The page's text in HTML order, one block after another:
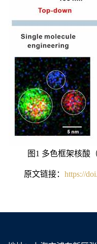
图 1 多色框架核酸
原文链接： https://